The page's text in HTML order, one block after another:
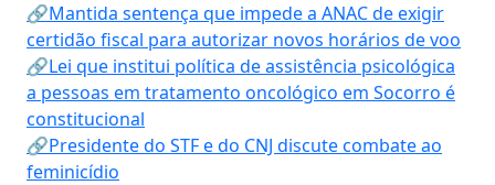
🔗Mantida sentença que impede a ANAC de exigir
certidão fiscal para autorizar novos horários de voo
🔗Lei que institui política de assistência psicológica
a pessoas em tratamento oncológico em Socorro é
constitucional
🔗Presidente do STF e do CNJ discute combate ao
feminicídio